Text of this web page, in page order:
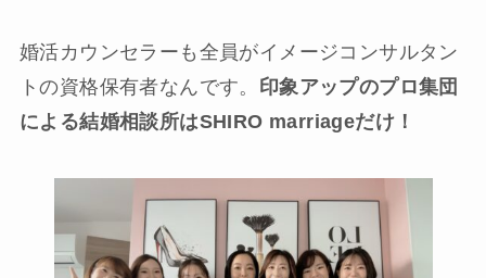
婚活カウンセラーも全員がイメージコンサルタン
トの資格保有者なんです。 印象アップのプロ集団
による結婚相談所はSHIRO marriageだけ！